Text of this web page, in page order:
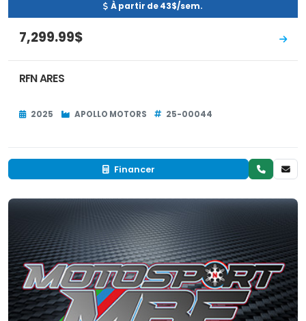
À partir de 43$/sem.
7,299.99$
RFN ARES
2025 APOLLO MOTORS 25-00044
Financer